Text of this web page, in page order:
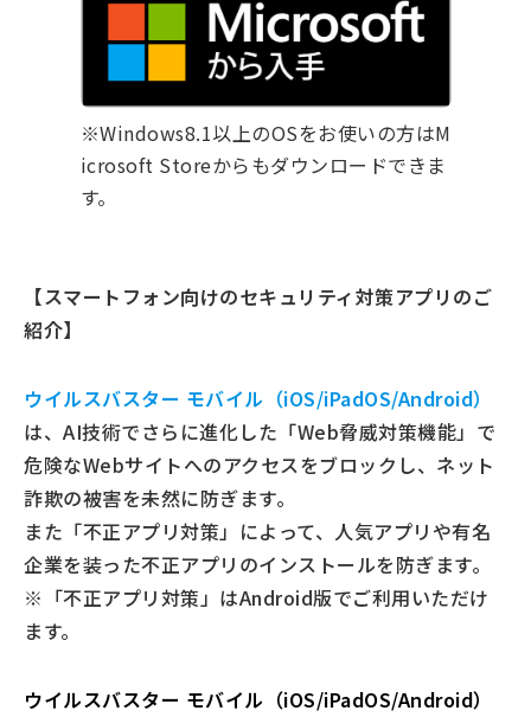
※Windows8.1以上のOSをお使いの方はM
icrosoft Storeからもダウンロードできま
す。
【スマートフォン向けのセキュリティ対策アプリのご
紹介】
ウイルスバスター モバイル（iOS/iPadOS/Android）
は、AI技術でさらに進化した「Web脅威対策機能」で
危険なWebサイトへのアクセスをブロックし、ネット
詐欺の被害を未然に防ぎます。
また「不正アプリ対策」によって、人気アプリや有名
企業を装った不正アプリのインストールを防ぎます。
※「不正アプリ対策」はAndroid版でご利用いただけ
ます。
ウイルスバスター モバイル（iOS/iPadOS/Android）